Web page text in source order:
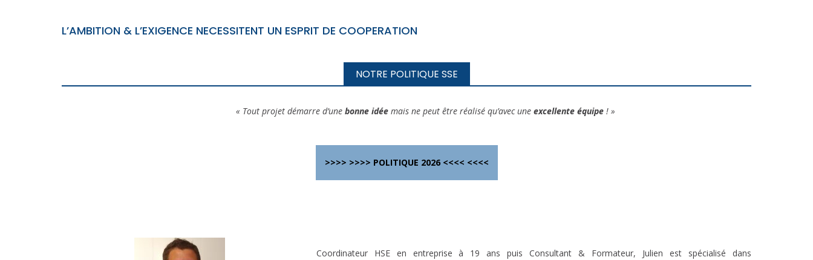
L’AMBITION & L’EXIGENCE NECESSITENT UN ESPRIT DE COOPERATION
NOTRE POLITIQUE SSE
« Tout projet démarre d’une bonne idée mais ne peut être réalisé qu’avec une excellente équipe ! »
>>>> >>>> POLITIQUE 2026 <<<< <<<<
Coordinateur HSE en entreprise à 19 ans puis Consultant & Formateur, Julien est spécialisé dans